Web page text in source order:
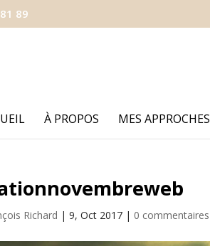
89
À PROPOS MES APPROCHES
Richard |9, Oct 2017 | 0 commentaires